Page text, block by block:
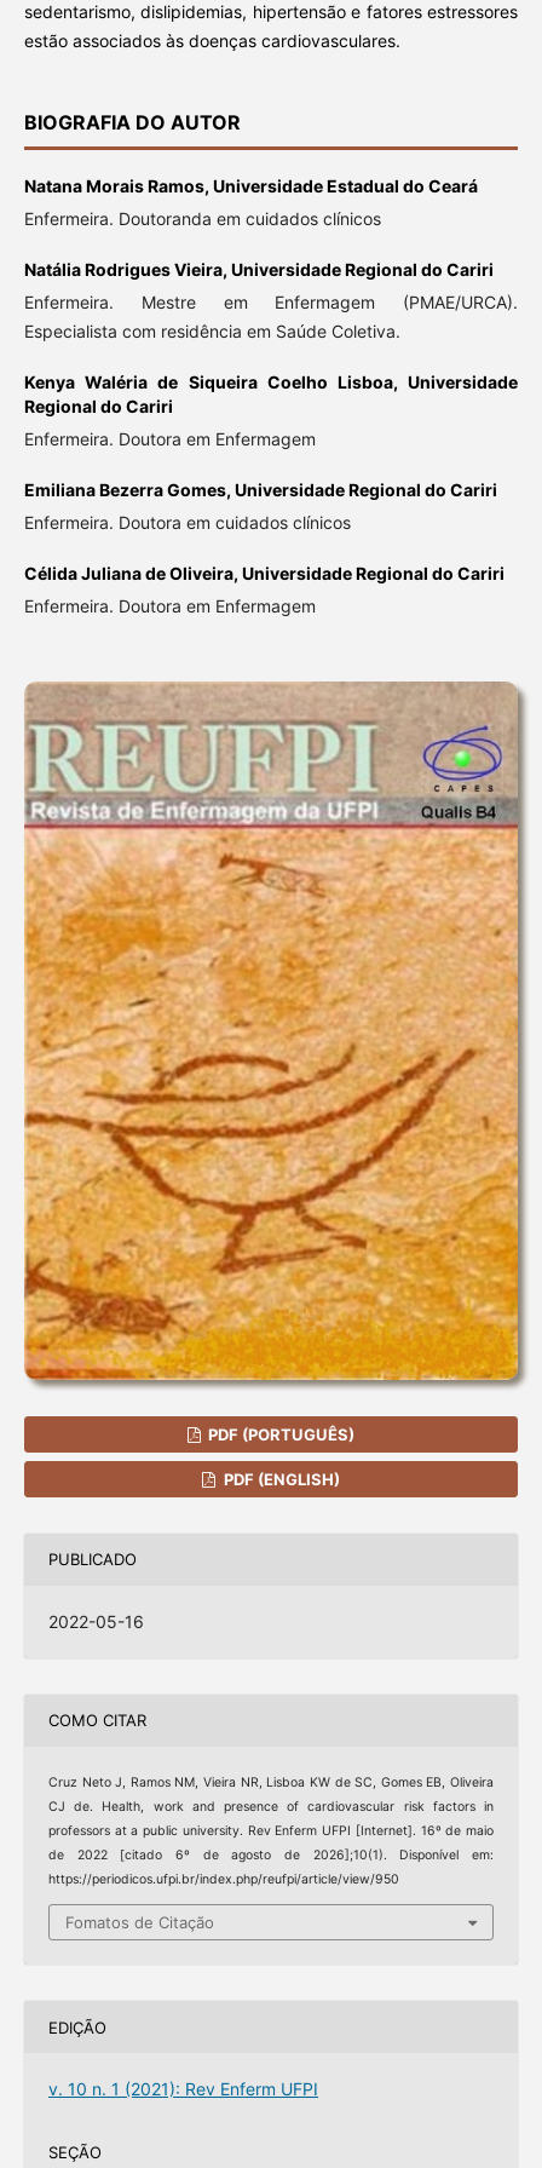
sedentarismo, dislipidemias, hipertensão e fatores estressores
estão associados às doenças cardiovasculares.
BIOGRAFIA DO AUTOR
Natana Morais Ramos, Universidade Estadual do Ceará
Enfermeira. Doutoranda em cuidados clínicos
Natália Rodrigues Vieira, Universidade Regional do Cariri
Enfermeira. Mestre em Enfermagem (PMAE/URCA).
Especialista com residência em Saúde Coletiva.
Kenya Waléria de Siqueira Coelho Lisboa,Universidade
Regional do Cariri
Enfermeira. Doutora em Enfermagem
Emiliana Bezerra Gomes, Universidade Regional do Cariri
Enfermeira. Doutora em cuidados clínicos
Célida Juliana de Oliveira, Universidade Regional do Cariri
Enfermeira. Doutora em Enfermagem
PDF (PORTUGUÊS)
PDF (ENGLISH)
PUBLICADO
2022-05-16
COMO CITAR
Cruz Neto J, Ramos NM, Vieira NR, Lisboa KW de SC, Gomes EB, Oliveira
CJ de. Health, work and presence of cardiovascular risk factors in
professors at a public university. Rev Enferm UFPI [Internet]. 16º de maio
de 2022 [citado 6º de agosto de 2026];10(1). Disponível em:
https://periodicos.ufpi.br/index.php/reufpi/article/view/950
Fomatos de Citação
EDIÇÃO
v. 10 n. 1 (2021): Rev Enferm UFPI
SEÇÃO